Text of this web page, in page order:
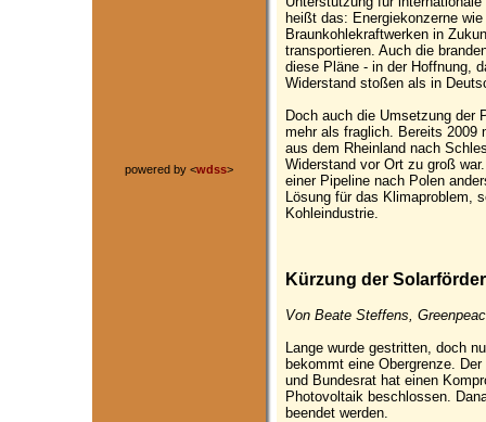
powered by <wdss>
heißt das: Energiekonzerne
Braunkohlekraftwerken in
transportieren. Auch die
diese Pläne - in der Hoffnung,
Widerstand stoßen als in
Doch auch die Umsetzung der
mehr als fraglich. Bereits 2009
aus dem Rheinland nach
Widerstand vor Ort zu groß
einer Pipeline nach Polen
Lösung für das Klimaproblem,
Kohleindustrie.
Kürzung der
Von Beate Steffens,
Lange wurde gestritten, doch
bekommt eine Obergrenze.
und Bundesrat hat einen
Photovoltaik beschlossen.
beendet werden.